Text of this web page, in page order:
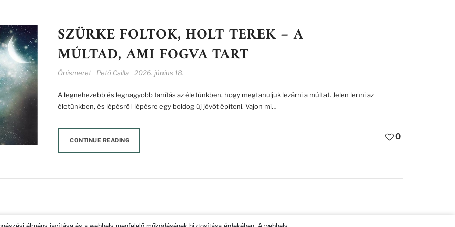
SZÜRKE FOLTOK, HOLT TEREK – A
MÚLTAD, AMI FOGVA TART
Önismeret - Pető Csilla - 2026. június 18.
A legnehezebb és legnagyobb tanítás az életünkben, hogy megtanuljuk lezárni a múltat. Jelen lenni az
életünkben, és lépésről-lépésre egy boldog új jövőt építeni. Vajon mi…
CONTINUE READING 0